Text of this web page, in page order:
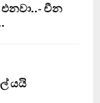
එනවා..- චීන
යයි